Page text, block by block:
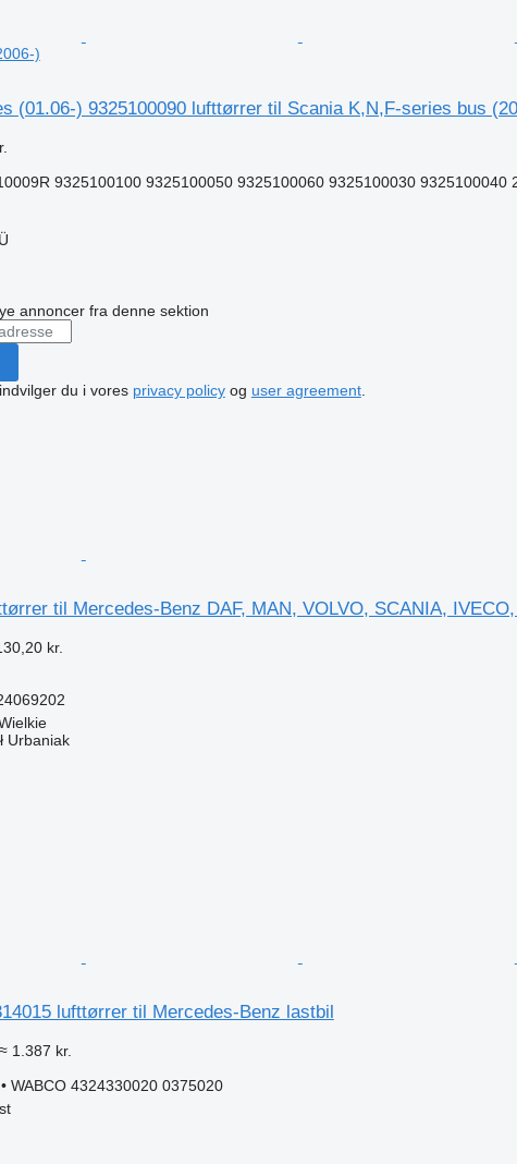
)
(01.06-) 9325100090 lufttørrer til Scania K,N,F-series bus
9325100100 9325100050 9325100060 9325100030 9325100040
annoncer fra denne sektion
du i vores privacy policyog user agreement.
til Mercedes-Benz DAF, MAN, VOLVO, SCANIA,
kr.
Urbaniak
lufttørrer til Mercedes-Benz lastbil
≈ 1.387 kr.
WABCO 4324330020 0375020